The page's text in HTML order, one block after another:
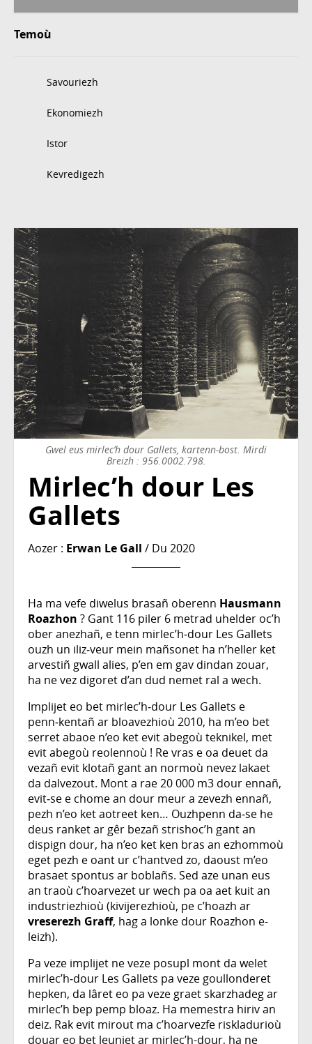
Temoù
Savouriezh
Ekonomiezh
Istor
Kevredigezh
Gwel eus mirlec’h dour Gallets, kartenn-bost. Mirdi
Breizh : 956.0002.798.
Mirlec’h dour Les
Gallets
Aozer : Erwan Le Gall / Du 2020
Ha ma vefe diwelus brasañ oberenn Hausmann
Roazhon ? Gant 116 piler 6 metrad uhelder oc’h
ober anezhañ, e tenn mirlec’h‑dour Les Gallets
ouzh un iliz‑veur mein mañsonet ha n’heller ket
arvestiñ gwall alies, p’en em gav dindan zouar,
ha ne vez digoret d’an dud nemet ral a wech.
Implijet eo bet mirlec’h‑dour Les Gallets e
penn‑kentañ ar bloavezhioù 2010, ha m’eo bet
serret abaoe n’eo ket evit abegoù teknikel, met
evit abegoù reolennoù ! Re vras e oa deuet da
vezañ evit klotañ gant an normoù nevez lakaet
da dalvezout. Mont a rae 20 000 m3 dour ennañ,
evit‑se e chome an dour meur a zevezh ennañ,
pezh n’eo ket aotreet ken… Ouzhpenn da‑se he
deus ranket ar gêr bezañ strishoc’h gant an
dispign dour, ha n’eo ket ken bras an ezhommoù
eget pezh e oant ur c’hantved zo, daoust m’eo
brasaet spontus ar boblañs. Sed aze unan eus
an traoù c’hoarvezet ur wech pa oa aet kuit an
industriezhioù (kivijerezhioù, pe c’hoazh ar
vreserezh Graff, hag a lonke dour Roazhon e-
leizh).
Pa veze implijet ne veze posupl mont da welet
mirlec’h‑dour Les Gallets pa veze goullonderet
hepken, da lâret eo pa veze graet skarzhadeg ar
mirlec’h bep pemp bloaz. Ha memestra hiriv an
deiz. Rak evit mirout ma c’hoarvezfe riskladurioù
douar eo bet leuniet ar mirlec’h-dour, ha ne